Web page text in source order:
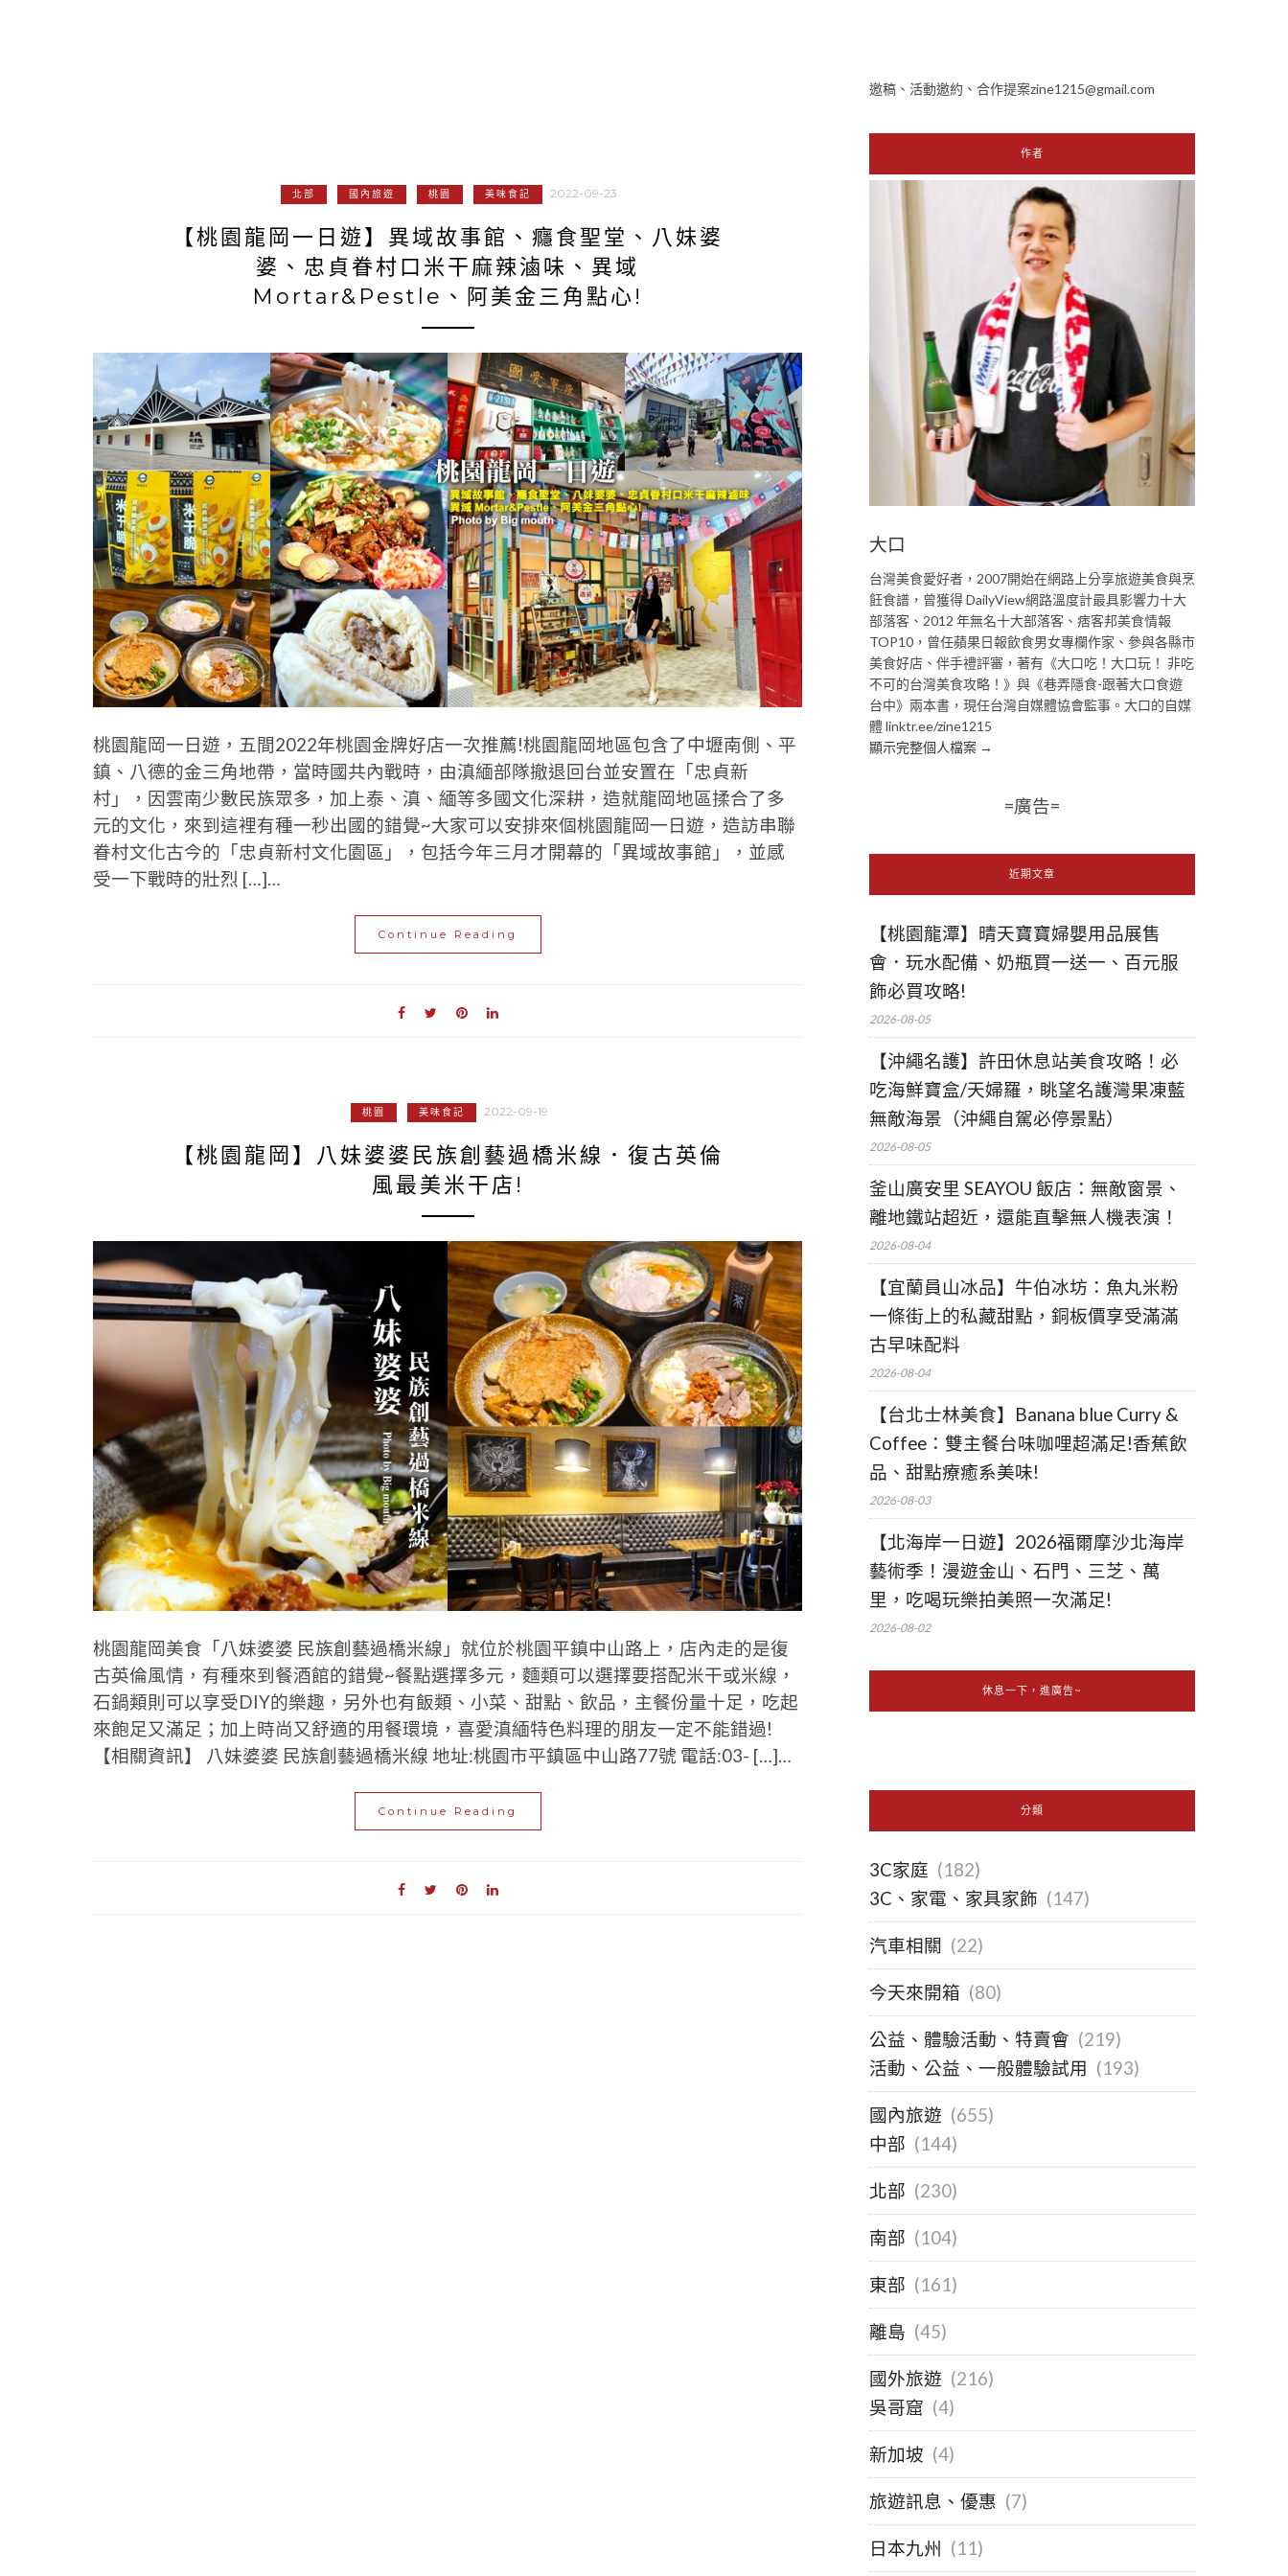
北部 國內旅遊 桃園 美味食記 2022-09-23
【桃園龍岡一日遊】異域故事館、癮食聖堂、八妹婆
婆、忠貞眷村口米干麻辣滷味、異域
Mortar&Pestle、阿美金三角點心!
桃園龍岡一日遊，五間2022年桃園金牌好店一次推薦!桃園龍岡地區包含了中壢南側、平
鎮、八德的金三角地帶，當時國共內戰時，由滇緬部隊撤退回台並安置在「忠貞新
村」，因雲南少數民族眾多，加上泰、滇、緬等多國文化深耕，造就龍岡地區揉合了多
元的文化，來到這裡有種一秒出國的錯覺~大家可以安排來個桃園龍岡一日遊，造訪串聯
眷村文化古今的「忠貞新村文化園區」，包括今年三月才開幕的「異域故事館」，並感
受一下戰時的壯烈 […]…
Continue Reading
桃園 美味食記 2022-09-19
【桃園龍岡】八妹婆婆民族創藝過橋米線．復古英倫
風最美米干店!
桃園龍岡美食「八妹婆婆 民族創藝過橋米線」就位於桃園平鎮中山路上，店內走的是復
古英倫風情，有種來到餐酒館的錯覺~餐點選擇多元，麵類可以選擇要搭配米干或米線，
石鍋類則可以享受DIY的樂趣，另外也有飯類、小菜、甜點、飲品，主餐份量十足，吃起
來飽足又滿足；加上時尚又舒適的用餐環境，喜愛滇緬特色料理的朋友一定不能錯過!
【相關資訊】 八妹婆婆 民族創藝過橋米線 地址:桃園市平鎮區中山路77號 電話:03- […]…
Continue Reading
邀稿、活動邀約、合作提案zine1215@gmail.com
作者
大口
台灣美食愛好者，2007開始在網路上分享旅遊美食與烹
飪食譜，曾獲得 DailyView網路溫度計最具影響力十大
部落客、2012 年無名十大部落客、痞客邦美食情報
TOP10，曾任蘋果日報飲食男女專欄作家、參與各縣市
美食好店、伴手禮評審，著有《大口吃！大口玩！ 非吃
不可的台灣美食攻略！》與《巷弄隱食-跟著大口食遊
台中》兩本書，現任台灣自媒體協會監事。大口的自媒
體 linktr.ee/zine1215
顯示完整個人檔案 →
=廣告=
近期文章
【桃園龍潭】晴天寶寶婦嬰用品展售
會．玩水配備、奶瓶買一送一、百元服
飾必買攻略!
2026-08-05
【沖繩名護】許田休息站美食攻略！必
吃海鮮寶盒/天婦羅，眺望名護灣果凍藍
無敵海景（沖繩自駕必停景點）
2026-08-05
釜山廣安里 SEAYOU 飯店：無敵窗景、
離地鐵站超近，還能直擊無人機表演！
2026-08-04
【宜蘭員山冰品】牛伯冰坊：魚丸米粉
一條街上的私藏甜點，銅板價享受滿滿
古早味配料
2026-08-04
【台北士林美食】Banana blue Curry &
Coffee：雙主餐台味咖哩超滿足!香蕉飲
品、甜點療癒系美味!
2026-08-03
【北海岸一日遊】2026福爾摩沙北海岸
藝術季！漫遊金山、石門、三芝、萬
里，吃喝玩樂拍美照一次滿足!
2026-08-02
休息一下，進廣告~
分類
3C家庭 (182)
3C、家電、家具家飾 (147)
汽車相關 (22)
今天來開箱 (80)
公益、體驗活動、特賣會 (219)
活動、公益、一般體驗試用 (193)
國內旅遊 (655)
中部 (144)
北部 (230)
南部 (104)
東部 (161)
離島 (45)
國外旅遊 (216)
吳哥窟 (4)
新加坡 (4)
旅遊訊息、優惠 (7)
日本九州 (11)